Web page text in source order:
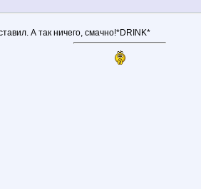
А так ничего, смачно!*DRINK*